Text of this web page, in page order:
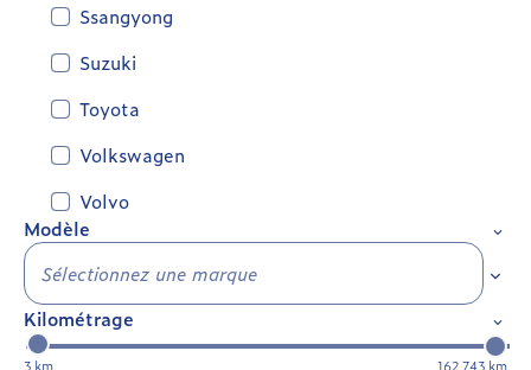
Ssangyong
Suzuki
Toyota
Volkswagen
Volvo
Modèle
Kilométrage
3 km 162 743 km